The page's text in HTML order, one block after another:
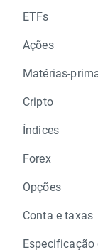
ETFs
Ações
Matérias-
Cripto
Índices
Forex
Opções
Conta e taxas
Especificação